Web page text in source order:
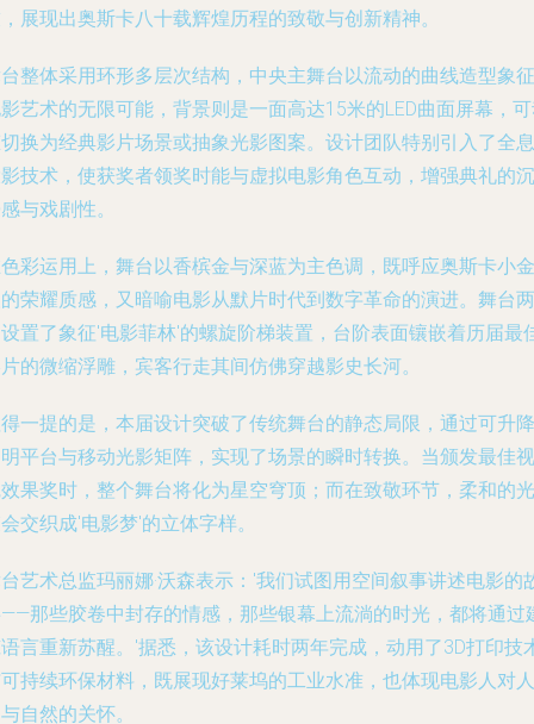
展现出奥斯卡八十载辉煌历程的致敬与创新精神。
整体采用环形多层次结构，中央主舞台以流动的曲线造型象征
艺术的无限可能，背景则是一面高达15米的LED曲面屏幕，
换为经典影片场景或抽象光影图案。设计团队特别引入了全息
技术，使获奖者领奖时能与虚拟电影角色互动，增强典礼的沉
与戏剧性。
彩运用上，舞台以香槟金与深蓝为主色调，既呼应奥斯卡小金
荣耀质感，又暗喻电影从默片时代到数字革命的演进。舞台两
置了象征'电影菲林'的螺旋阶梯装置，台阶表面镶嵌着历届最
的微缩浮雕，宾客行走其间仿佛穿越影史长河。
一提的是，本届设计突破了传统舞台的静态局限，通过可升降
平台与移动光影矩阵，实现了场景的瞬时转换。当颁发最佳视
果奖时，整个舞台将化为星空穹顶；而在致敬环节，柔和的光
交织成'电影梦'的立体字样。
艺术总监玛丽娜·沃森表示：'我们试图用空间叙事讲述电影的
那些胶卷中封存的情感，那些银幕上流淌的时光，都将通过
言重新苏醒。'据悉，该设计耗时两年完成，动用了3D打印技
持续环保材料，既展现好莱坞的工业水准，也体现电影人对人
自然的关怀。